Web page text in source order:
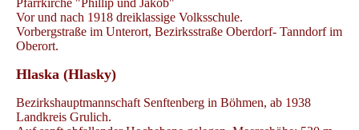
Pfarrkirche "Phillip und Jakob"
Vor und nach 1918 dreiklassige Volksschule.
Vorbergstraße im Unterort, Bezirksstraße Oberdorf- Tanndorf im
Oberort.
Hlaska (Hlasky)
Bezirkshauptmannschaft Senftenberg in Böhmen, ab 1938
Landkreis Grulich.